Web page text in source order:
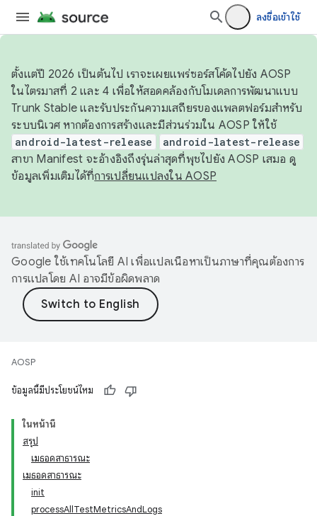
ลงชื่อเข้าใช้
ตั้งแต่ปี 2026 เป็นต้นไป เราจะเผยแพร่ซอร์สโค้ดไปยัง AOSP
ในไตรมาสที่ 2 และ 4 เพื่อให้สอดคล้องกับโมเดลการพัฒนาแบบ
Trunk Stable และรับประกันความเสถียรของแพลตฟอร์มสำหรับ
ระบบนิเวศ หากต้องการสร้างและมีส่วนร่วมใน AOSP ให้ใช้
android-latest-release android-latest-release
สาขา Manifest จะอ้างอิงถึงรุ่นล่าสุดที่พุชไปยัง AOSP เสมอ ดู
ข้อมูลเพิ่มเติมได้ที่การเปลี่ยนแปลงใน AOSP
Google ใช้เทคโนโลยี AI เพื่อแปลเนื้อหาเป็นภาษาที่คุณต้องการ
การแปลโดย AI อาจมีข้อผิดพลาด
AOSP
ข้อมูลนี้มีประโยชน์ไหม
ในหน้านี้
สรุป
เมธอดสาธารณะ
เมธอดสาธารณะ
init
processAllTestMetricsAndLogs